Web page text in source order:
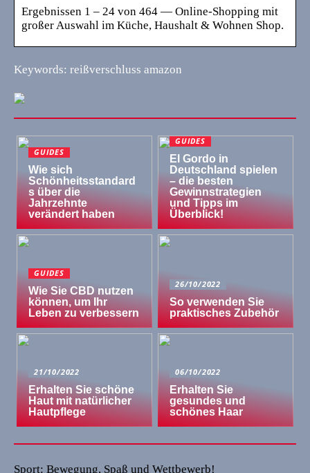
Ergebnissen 1 – 24 von 464 — Online-Shopping mit
großer Auswahl im Küche, Haushalt & Wohnen Shop.
Keywords: reißverschluss amazon
GUIDES
Wie sich
Schönheitsstandard
s über die
Jahrzehnte
verändert haben
GUIDES
El Gordo in
Deutschland spielen
– die besten
Gewinnstrategien
und Tipps im
Überblick!
GUIDES
Wie Sie CBD nutzen
können, um Ihr
Leben zu verbessern
26/10/2022
So verwenden Sie
praktisches Zubehör
21/10/2022
Erhalten Sie schöne
Haut mit natürlicher
Hautpflege
06/10/2022
Erhalten Sie
gesundes und
schönes Haar
Sport: Bewegung, Spaß und Wettbewerb!